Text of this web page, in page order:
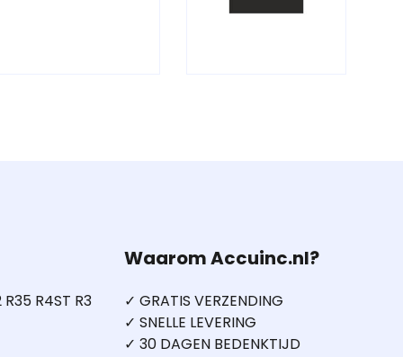
R4ST R3
Waarom Accuinc.nl?
✓ GRATIS VERZENDING
✓ SNELLE LEVERING
✓ 30 DAGEN BEDENKTIJD